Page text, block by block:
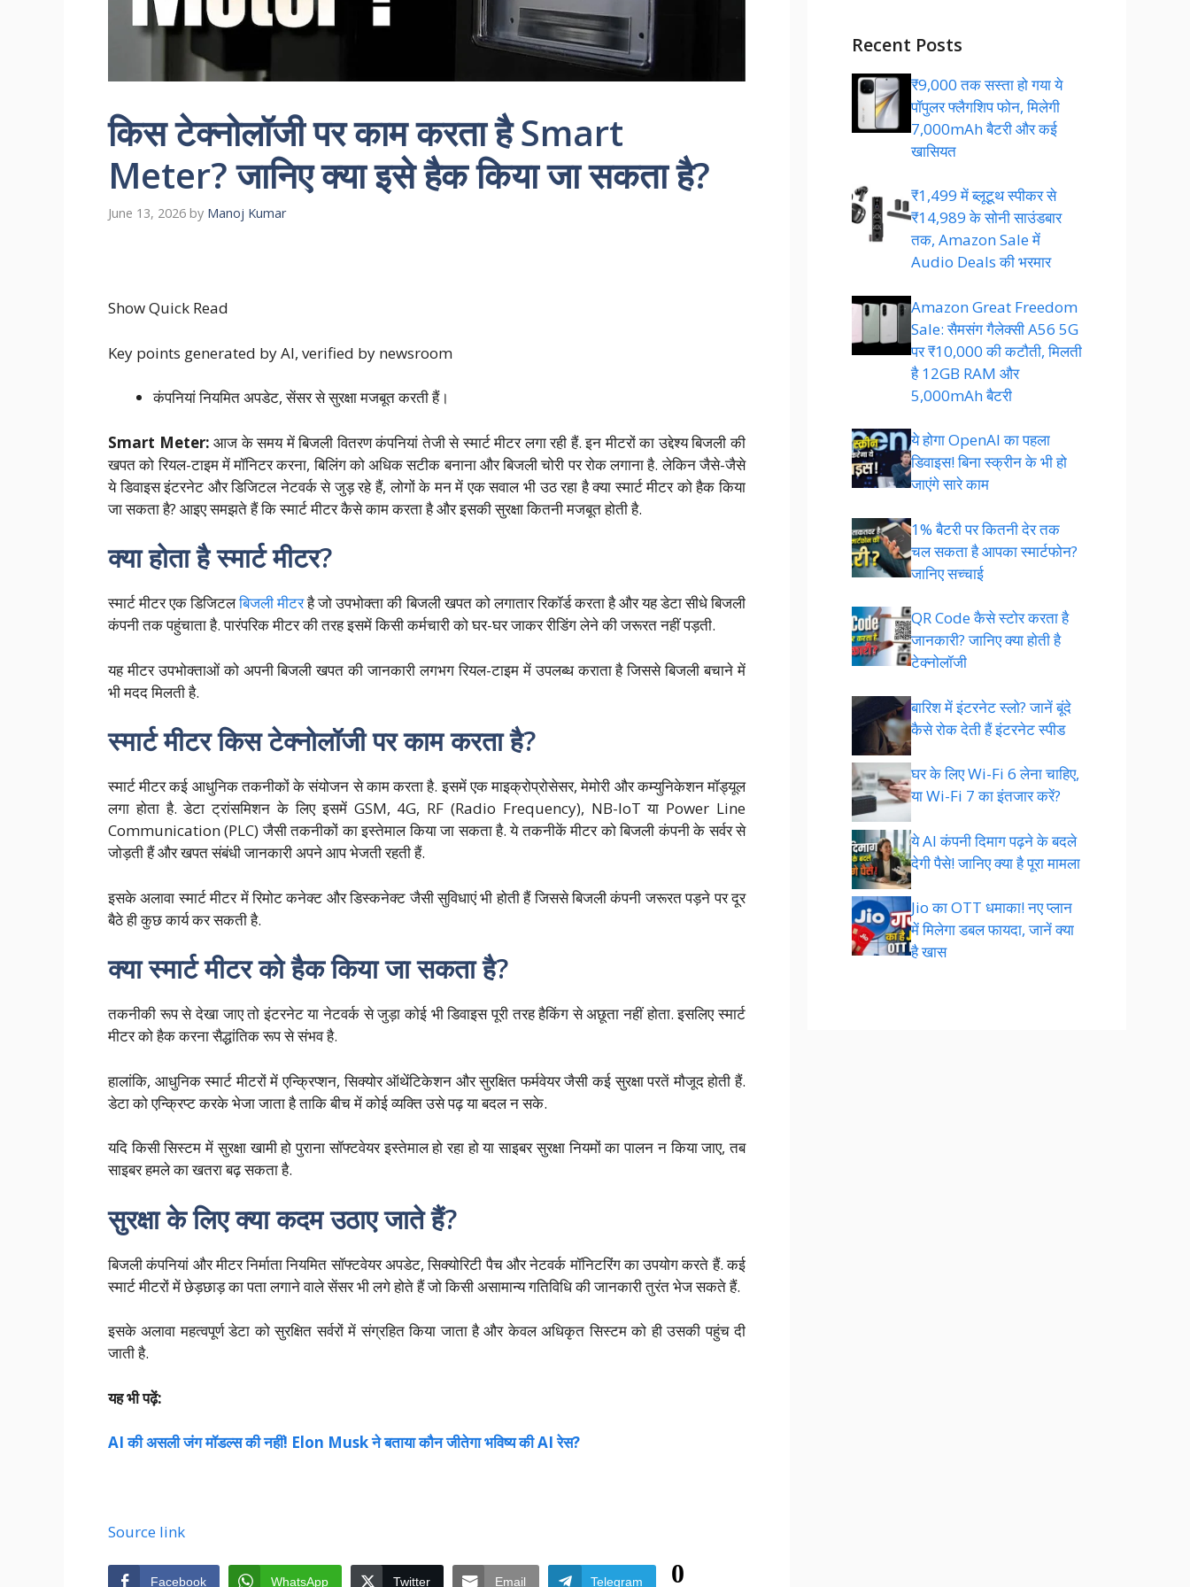
किस टेक्नोलॉजी पर काम करता है Smart
Meter? जानिए क्या इसे हैक किया जा सकता है?
June 13, 2026 by Manoj Kumar
Show Quick Read
Key points generated by AI, verified by newsroom
कंपनियां नियमित अपडेट, सेंसर से सुरक्षा मजबूत करती हैं।
Smart Meter: आज के समय में बिजली वितरण कंपनियां तेजी से स्मार्ट मीटर लगा रही हैं. इन मीटरों का उद्देश्य बिजली की
खपत को रियल-टाइम में मॉनिटर करना, बिलिंग को अधिक सटीक बनाना और बिजली चोरी पर रोक लगाना है. लेकिन जैसे-जैसे
ये डिवाइस इंटरनेट और डिजिटल नेटवर्क से जुड़ रहे हैं, लोगों के मन में एक सवाल भी उठ रहा है क्या स्मार्ट मीटर को हैक किया
जा सकता है? आइए समझते हैं कि स्मार्ट मीटर कैसे काम करता है और इसकी सुरक्षा कितनी मजबूत होती है.
क्या होता है स्मार्ट मीटर?
स्मार्ट मीटर एक डिजिटलबिजली मीटरहै जो उपभोक्ता की बिजली खपत को लगातार रिकॉर्ड करता है और यह डेटा सीधे बिजली
कंपनी तक पहुंचाता है. पारंपरिक मीटर की तरह इसमें किसी कर्मचारी को घर-घर जाकर रीडिंग लेने की जरूरत नहीं पड़ती.
यह मीटर उपभोक्ताओं को अपनी बिजली खपत की जानकारी लगभग रियल-टाइम में उपलब्ध कराता है जिससे बिजली बचाने में
भी मदद मिलती है.
स्मार्ट मीटर किस टेक्नोलॉजी पर काम करता है?
स्मार्ट मीटर कई आधुनिक तकनीकों के संयोजन से काम करता है. इसमें एक माइक्रोप्रोसेसर, मेमोरी और कम्युनिकेशन मॉड्यूल
लगा होता है. डेटा ट्रांसमिशन के लिए इसमें GSM, 4G, RF (Radio Frequency), NB-IoT या Power Line
Communication (PLC) जैसी तकनीकों का इस्तेमाल किया जा सकता है. ये तकनीकें मीटर को बिजली कंपनी के सर्वर से
जोड़ती हैं और खपत संबंधी जानकारी अपने आप भेजती रहती हैं.
इसके अलावा स्मार्ट मीटर में रिमोट कनेक्ट और डिस्कनेक्ट जैसी सुविधाएं भी होती हैं जिससे बिजली कंपनी जरूरत पड़ने पर दूर
बैठे ही कुछ कार्य कर सकती है.
क्या स्मार्ट मीटर को हैक किया जा सकता है?
तकनीकी रूप से देखा जाए तो इंटरनेट या नेटवर्क से जुड़ा कोई भी डिवाइस पूरी तरह हैकिंग से अछूता नहीं होता. इसलिए स्मार्ट
मीटर को हैक करना सैद्धांतिक रूप से संभव है.
हालांकि, आधुनिक स्मार्ट मीटरों में एन्क्रिप्शन, सिक्योर ऑथेंटिकेशन और सुरक्षित फर्मवेयर जैसी कई सुरक्षा परतें मौजूद होती हैं.
डेटा को एन्क्रिप्ट करके भेजा जाता है ताकि बीच में कोई व्यक्ति उसे पढ़ या बदल न सके.
यदि किसी सिस्टम में सुरक्षा खामी हो पुराना सॉफ्टवेयर इस्तेमाल हो रहा हो या साइबर सुरक्षा नियमों का पालन न किया जाए, तब
साइबर हमले का खतरा बढ़ सकता है.
सुरक्षा के लिए क्या कदम उठाए जाते हैं?
बिजली कंपनियां और मीटर निर्माता नियमित सॉफ्टवेयर अपडेट, सिक्योरिटी पैच और नेटवर्क मॉनिटरिंग का उपयोग करते हैं. कई
स्मार्ट मीटरों में छेड़छाड़ का पता लगाने वाले सेंसर भी लगे होते हैं जो किसी असामान्य गतिविधि की जानकारी तुरंत भेज सकते हैं.
इसके अलावा महत्वपूर्ण डेटा को सुरक्षित सर्वरों में संग्रहित किया जाता है और केवल अधिकृत सिस्टम को ही उसकी पहुंच दी
जाती है.
यह भी पढ़ें:
AI की असली जंग मॉडल्स की नहीं! Elon Musk ने बताया कौन जीतेगा भविष्य की AI रेस?
Source link
Facebook WhatsApp Twitter Email Telegram 0
Recent Posts
₹9,000 तक सस्ता हो गया ये
पॉपुलर फ्लैगशिप फोन, मिलेगी
7,000mAh बैटरी और कई
खासियत
₹1,499 में ब्लूटूथ स्पीकर से
₹14,989 के सोनी साउंडबार
तक, Amazon Sale में
Audio Deals की भरमार
Amazon Great Freedom
Sale: सैमसंग गैलेक्सी A56 5G
पर ₹10,000 की कटौती, मिलती
है 12GB RAM और
5,000mAh बैटरी
ये होगा OpenAI का पहला
डिवाइस! बिना स्क्रीन के भी हो
जाएंगे सारे काम
1% बैटरी पर कितनी देर तक
चल सकता है आपका स्मार्टफोन?
जानिए सच्चाई
QR Code कैसे स्टोर करता है
जानकारी? जानिए क्या होती है
टेक्नोलॉजी
बारिश में इंटरनेट स्लो? जानें बूंदे
कैसे रोक देती हैं इंटरनेट स्पीड
घर के लिए Wi-Fi 6 लेना चाहिए,
या Wi-Fi 7 का इंतजार करें?
ये AI कंपनी दिमाग पढ़ने के बदले
देगी पैसे! जानिए क्या है पूरा मामला
Jio का OTT धमाका! नए प्लान
में मिलेगा डबल फायदा, जानें क्या
है खास